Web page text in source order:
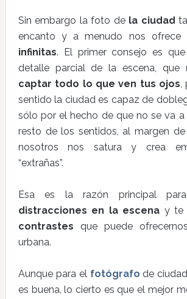
Sin embargo la foto de la ciudad
encanto y a menudo nos ofrece
infinitas. El primer consejo es
detalle parcial de la escena, que
captar todo lo que ven tus ojos,
sentido la ciudad es capaz de
sólo por el hecho de que no se va
resto de los sentidos, al margen
nosotros nos satura y crea
“extrañas”.
Esa es la razón principal
distracciones en la escena y te
contrastes que puede
urbana.
Aunque para elfotógrafode
es buena, lo cierto es que el mejor